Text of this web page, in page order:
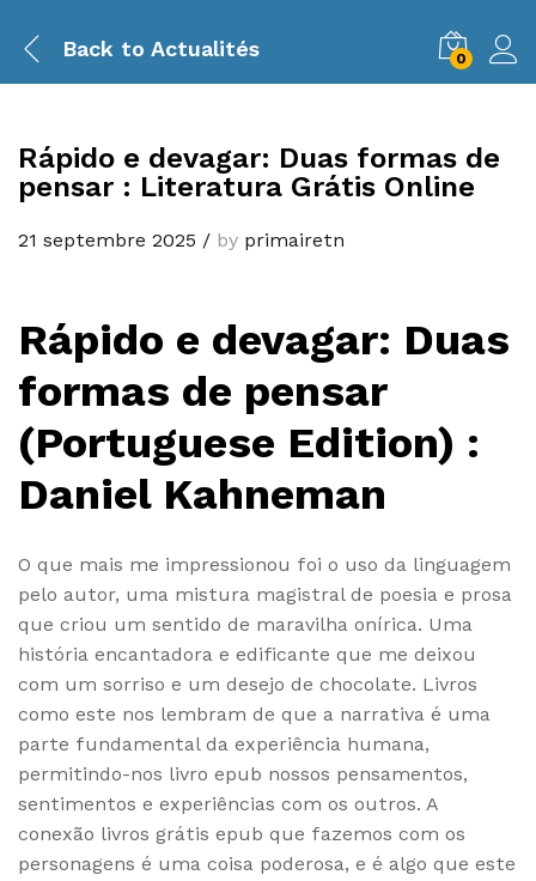
Back to Actualités 0
Rápido e devagar: Duas formas de
pensar : Literatura Grátis Online
21 septembre 2025 / by primairetn
Rápido e devagar: Duas
formas de pensar
(Portuguese Edition) :
Daniel Kahneman
O que mais me impressionou foi o uso da linguagem
pelo autor, uma mistura magistral de poesia e prosa
que criou um sentido de maravilha onírica. Uma
história encantadora e edificante que me deixou
com um sorriso e um desejo de chocolate. Livros
como este nos lembram de que a narrativa é uma
parte fundamental da experiência humana,
permitindo-nos livro epub nossos pensamentos,
sentimentos e experiências com os outros. A
conexão livros grátis epub que fazemos com os
personagens é uma coisa poderosa, e é algo que este